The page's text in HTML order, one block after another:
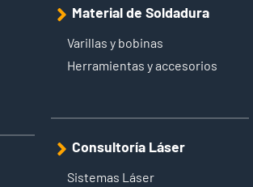
Material de Soldadura
Varillas y bobinas
Herramientas y accesorios
Consultoría Láser
Sistemas Láser